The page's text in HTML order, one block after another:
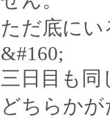
ただ底に
&#160;
三日目も
どちらか